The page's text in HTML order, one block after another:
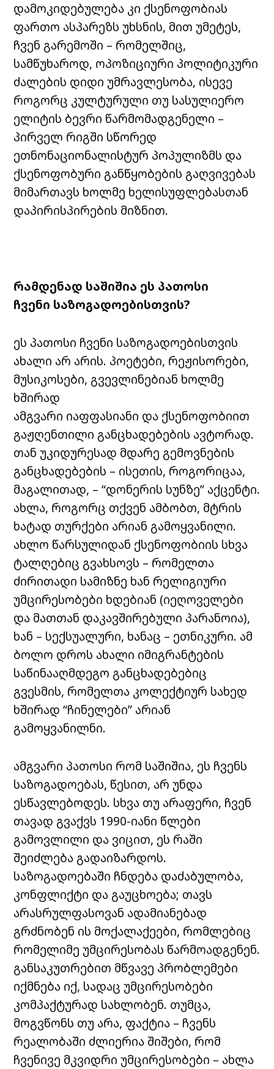
დამოკიდებულება კი ქსენოფობიას
ფართო ასპარეზს უხსნის, მით უმეტეს,
ჩვენ გარემოში – რომელშიც,
სამწუხაროდ, ოპოზიციური პოლიტიკური
ძალების დიდი უმრავლესობა, ისევე
როგორც კულტურული თუ სასულიერო
ელიტის ბევრი წარმომადგენელი –
პირველ რიგში სწორედ
ეთნონაციონალისტურ პოპულიზმს და
ქსენოფობური განწყობების გაღვივებას
მიმართავს ხოლმე ხელისუფლებასთან
დაპირისპირების მიზნით.
რამდენად საშიშია ეს პათოსი
ჩვენი საზოგადოებისთვის?
ეს პათოსი ჩვენი საზოგადოებისთვის
ახალი არ არის. პოეტები, რეჟისორები,
მუსიკოსები, გვევლინებიან ხოლმე
ხშირად
ამგვარი იაფფასიანი და ქსენოფობიით
გაჟღენთილი განცხადებების ავტორად.
თან უკიდურესად მდარე გემოვნების
განცხადებების – ისეთის, როგორიცაა,
მაგალითად, – “დონერის სუნზე” აქცენტი.
ახლა, როგორც თქვენ ამბობთ, მტრის
ხატად თურქები არიან გამოყვანილი.
ახლო წარსულიდან ქსენოფობიის სხვა
ტალღებიც გვახსოვს – რომელთა
ძირითადი სამიზნე ხან რელიგიური
უმცირესობები ხდებიან (იეღოველები
და მათთან დაკავშირებული პარანოია),
ხან – სექსუალური, ხანაც – ეთნიკური. ამ
ბოლო დროს ახალი იმიგრანტების
საწინააღმდეგო განცხადებებიც
გვესმის, რომელთა კოლექტიურ სახედ
ხშირად “ჩინელები” არიან
გამოყვანილნი.
ამგვარი პათოსი რომ საშიშია, ეს ჩვენს
საზოგადოებას, წესით, არ უნდა
ესწავლებოდეს. სხვა თუ არაფერი, ჩვენ
თავად გვაქვს 1990-იანი წლები
გამოვლილი და ვიცით, ეს რაში
შეიძლება გადაიზარდოს.
საზოგადოებაში ჩნდება დაძაბულობა,
კონფლიქტი და გაუცხოება; თავს
არასრულფასოვან ადამიანებად
გრძნობენ ის მოქალაქეები, რომლებიც
რომელიმე უმცირესობას წარმოადგენენ.
განსაკუთრებით მწვავე პრობლემები
იქმნება იქ, სადაც უმცირესობები
კომპაქტურად სახლობენ. თუმცა,
მოგვწონს თუ არა, ფაქტია – ჩვენს
რეალობაში ძლიერია შიშები, რომ
ჩვენივე მკვიდრი უმცირესობები – ახლა